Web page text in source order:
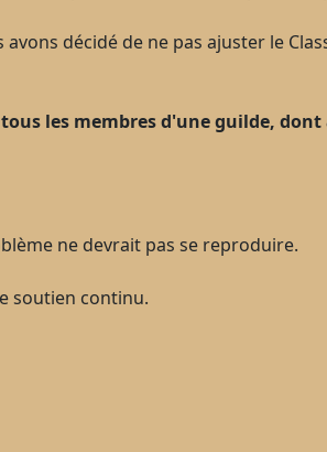
décidé de ne pas ajuster le
les membres d'une guilde,
ne devrait pas se reproduire.
soutien continu.